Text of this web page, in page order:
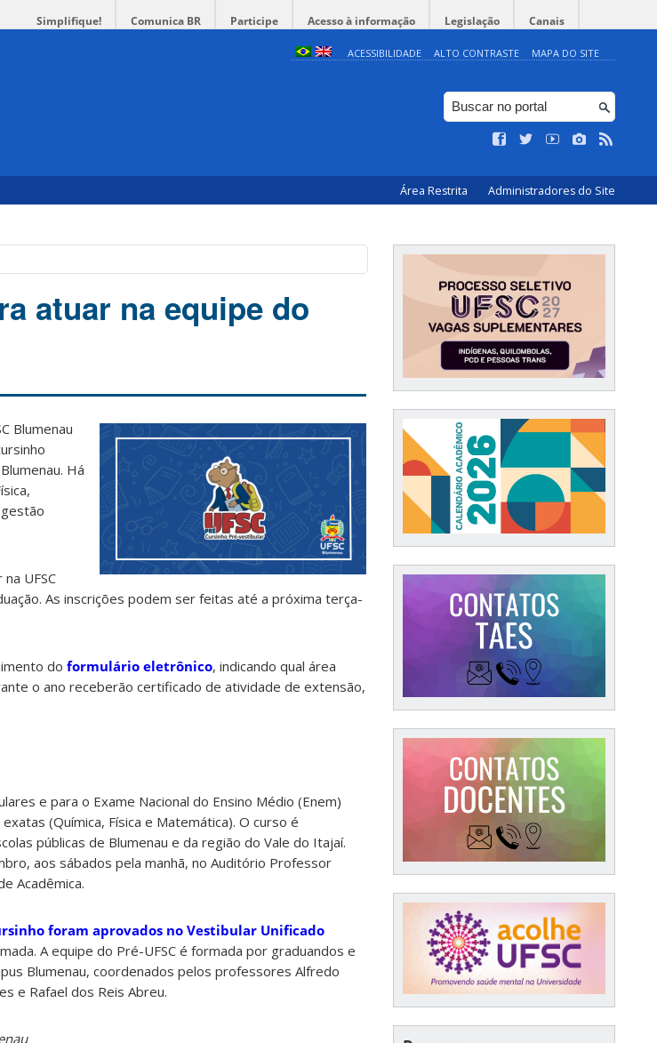
Simplifique! Comunica BR Participe Acesso à informação Legislação Canais
ACESSIBILIDADE ALTO CONTRASTE MAPA DO SITE
Área Restrita Administradores do Site
atuar na equipe do
Blumenau
Há
UFSC
As inscrições podem ser feitas até a próxima terça-
do formulário eletrônico, indicando qual área
o ano receberão certificado de atividade de extensão,
e para o Exame Nacional do Ensino Médio (Enem)
(Química, Física e Matemática). O curso é
públicas de Blumenau e da região do Vale do Itajaí.
aos sábados pela manhã, no Auditório Professor
Acadêmica.
foram aprovados no Vestibular Unificado
A equipe do Pré-UFSC é formada por graduandos e
Blumenau, coordenados pelos professores Alfredo
e Rafael dos Reis Abreu.